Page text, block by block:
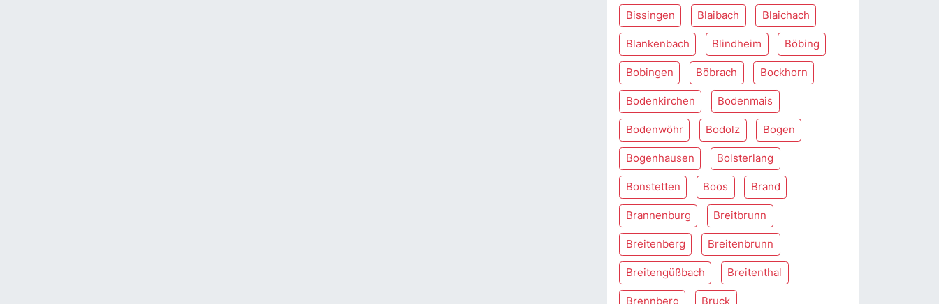
Bissingen Blaibach Blaichach
Blankenbach Blindheim Böbing
Bobingen Böbrach Bockhorn
Bodenkirchen Bodenmais
Bodenwöhr Bodolz Bogen
Bogenhausen Bolsterlang
Bonstetten Boos Brand
Brannenburg Breitbrunn
Breitenberg Breitenbrunn
Breitengüßbach Breitenthal
Brennberg Bruck